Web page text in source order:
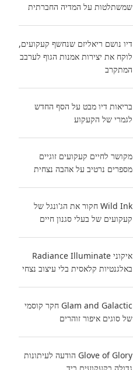
שמשתלטות על המדיה החברתית
דיו נושם ריאליזם שנחשף קעקועים,
לוקח את יצירות אמנות הגוף לערבב
המתקרב
בריאות דיו מבט על הסף החדש
לגמרי של הקעקוע
מקושר לחיים קעקועים זוגיים
מספרים נרטיב על אהבה נצחית
Wild Ink חקור את הג'ונגל של
קעקועים של בעלי סגנון חיים
איקוני Radiance Illuminate
באלגנטיות קלאסית בלי עיצוב נצחי
Glam and Galactic חקר קוסמי
של סוגים איפור זוהרים
Glove of Glory הודעה לעיתונות